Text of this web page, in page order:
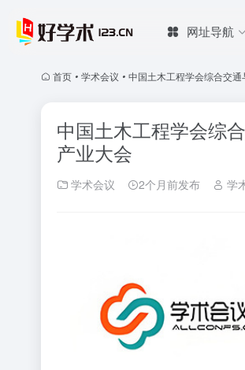
网址导航
首页 • 学术会议 • 中国土木工程学会综合交
中国土木工程学会综
产业大会
学术会议 2个月前发布 学